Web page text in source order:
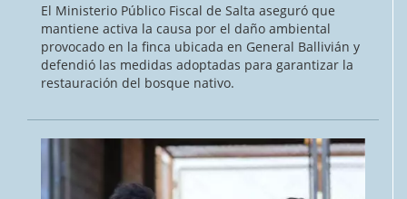
El Ministerio Público Fiscal de Salta aseguró que
mantiene activa la causa por el daño ambiental
provocado en la finca ubicada en General Ballivián y
defendió las medidas adoptadas para garantizar la
restauración del bosque nativo.